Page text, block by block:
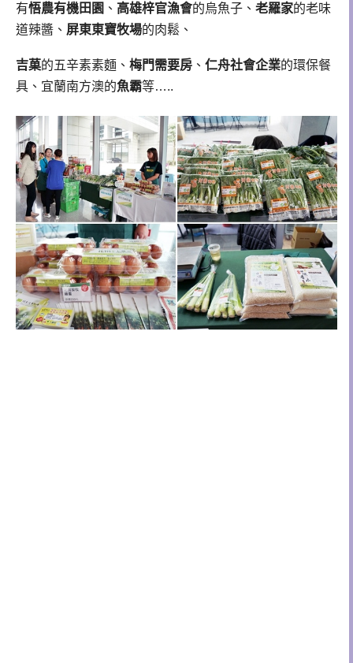
有悟農有機田園 、 高雄梓官漁會的烏魚子、 老羅家的老味
道辣醬、 屏東東寶牧場的肉鬆、
吉菓的五辛素素麵、 梅門需要房 、 仁舟社會企業的環保餐
具、宜蘭南方澳的魚霸等…..